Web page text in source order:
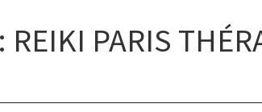
REIKI PARIS